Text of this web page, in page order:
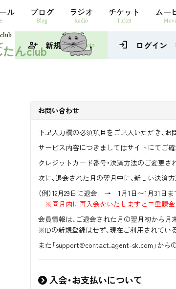
んclub
ル ブログ
Blog
ラジオ
Radio
チケット
Ticket
ムー
person_add 新規入会 Join login ログイン
お問い合わせ
下記入力欄の必須項目をご記入いただき、お
サービス内容につきましてはサイトにてご
クレジットカード番号・決済方法のご変更
次に、退会された月の翌月中に、新しい決済
（例）12月29日に退会 → 1月1日〜1月31日
※同月内に再入会をいたしますと二重課金
会員情報は、ご退会された月の翌月初から
※IDの新規登録はせず、現在ご利用されてい
また「support@contact.agent-sk.com」から
入会・お支払いについて